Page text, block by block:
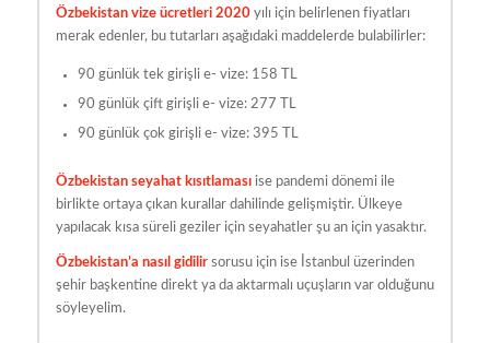
Özbekistan vize ücretleri 2020 yılı için belirlenen fiyatları
merak edenler, bu tutarları aşağıdaki maddelerde bulabilirler:
90 günlük tek girişli e- vize: 158 TL
90 günlük çift girişli e- vize: 277 TL
90 günlük çok girişli e- vize: 395 TL
Özbekistan seyahat kısıtlaması ise pandemi dönemi ile
birlikte ortaya çıkan kurallar dahilinde gelişmiştir. Ülkeye
yapılacak kısa süreli geziler için seyahatler şu an için yasaktır.
Özbekistan’a nasıl gidilir sorusu için ise İstanbul üzerinden
şehir başkentine direkt ya da aktarmalı uçuşların var olduğunu
söyleyelim.